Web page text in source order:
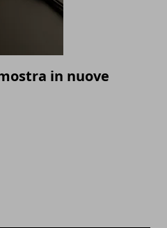
in nuove